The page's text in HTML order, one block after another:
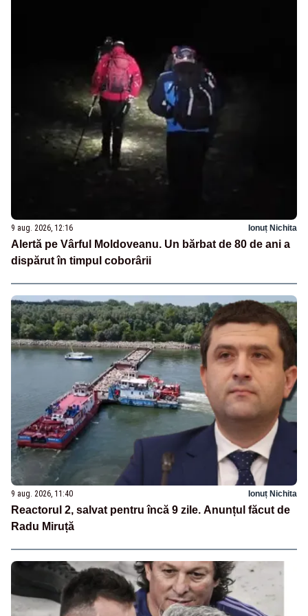
9 aug. 2026, 12:16 Ionuț Nichita
Alertă pe Vârful Moldoveanu. Un bărbat de 80 de ani a
dispărut în timpul coborârii
9 aug. 2026, 11:40 Ionuț Nichita
Reactorul 2, salvat pentru încă 9 zile. Anunțul făcut de
Radu Miruță